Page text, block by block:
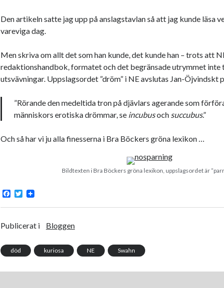
Den artikeln satte jag upp på anslagstavlan så att jag kunde läsa
vareviga dag.
Men skriva om allt det som han kunde, det kunde han – trots att
redaktionshandbok, formatet och det begränsade utrymmet inte
utsvävningar. Uppslagsordet ”dröm” i NE avslutas Jan-Öjvindskt
”Rörande den medeltida tron på djävlars agerande som
människors erotiska drömmar, se incubusoch succubus.”
Och så har vi ju alla finesserna i Bra Böckers gröna lexikon …
Bildtexten i Bra Böckers gröna lexikon, uppslagsordet är
F
c
b
k
T
i
t
Publicerat i Bloggen
död kuriosa NE Swahn